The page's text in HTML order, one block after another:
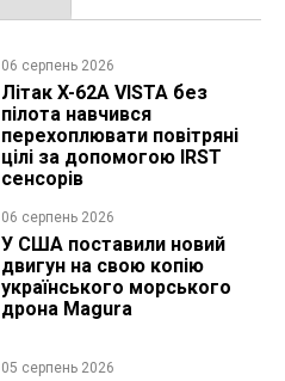
06 серпень 2026
Літак X-62A VISTA без
пілота навчився
перехоплювати повітряні
цілі за допомогою IRST
сенсорів
06 серпень 2026
У США поставили новий
двигун на свою копію
українського морського
дрона Magura
05 серпень 2026